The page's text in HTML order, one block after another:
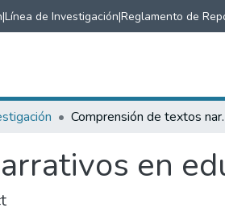
|Línea de Investigación|Reglamento de
Comprensión
en